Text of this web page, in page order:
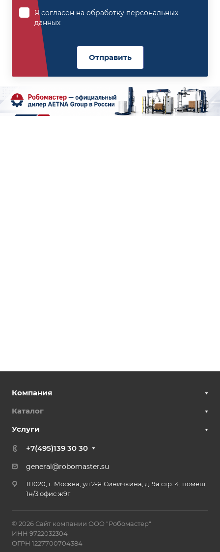
Я согласен на обработку персональных
данных
Отправить
Компания
Каталог
Услуги
+7(495)139 30 30
general@robomaster.su
111020, г. Москва, ул 2-Я Синичкина, д. 9а стр. 4, помещ.
1н/3 офис ж9г
© 2026 Сайт компании ООО "Робомастер"
ИНН 9722032304
ОГРН 1227700704384